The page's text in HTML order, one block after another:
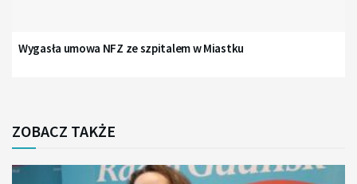
Wygasła umowa NFZ ze szpitalem w Miastku
ZOBACZ TAKŻE